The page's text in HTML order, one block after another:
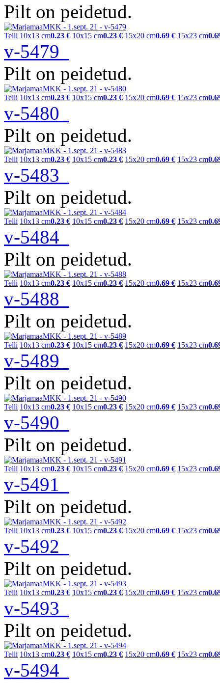
Pilt on peidetud.
Telli 10x13 cm0.23 € 10x15 cm0.23 € 15x20 cm0.69 € 15x23 cm
v-5479
Pilt on peidetud.
Telli 10x13 cm0.23 € 10x15 cm0.23 € 15x20 cm0.69 € 15x23 cm
v-5480
Pilt on peidetud.
Telli 10x13 cm0.23 € 10x15 cm0.23 € 15x20 cm0.69 € 15x23 cm
v-5483
Pilt on peidetud.
Telli 10x13 cm0.23 € 10x15 cm0.23 € 15x20 cm0.69 € 15x23 cm
v-5484
Pilt on peidetud.
Telli 10x13 cm0.23 € 10x15 cm0.23 € 15x20 cm0.69 € 15x23 cm
v-5488
Pilt on peidetud.
Telli 10x13 cm0.23 € 10x15 cm0.23 € 15x20 cm0.69 € 15x23 cm
v-5489
Pilt on peidetud.
Telli 10x13 cm0.23 € 10x15 cm0.23 € 15x20 cm0.69 € 15x23 cm
v-5490
Pilt on peidetud.
Telli 10x13 cm0.23 € 10x15 cm0.23 € 15x20 cm0.69 € 15x23 cm
v-5491
Pilt on peidetud.
Telli 10x13 cm0.23 € 10x15 cm0.23 € 15x20 cm0.69 € 15x23 cm
v-5492
Pilt on peidetud.
Telli 10x13 cm0.23 € 10x15 cm0.23 € 15x20 cm0.69 € 15x23 cm
v-5493
Pilt on peidetud.
Telli 10x13 cm0.23 € 10x15 cm0.23 € 15x20 cm0.69 € 15x23 cm
v-5494